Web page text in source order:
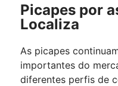
Picapes por
Localiza
As picapes
importantes do
diferentes perfis de